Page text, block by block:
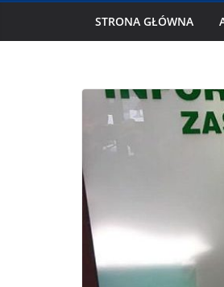
STRONA GŁÓWNA